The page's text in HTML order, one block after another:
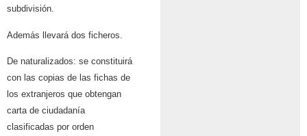
subdivisión.
Además llevará dos ficheros.
De naturalizados: se constituirá
con las copias de las fichas de
los extranjeros que obtengan
carta de ciudadanía
clasificadas por orden